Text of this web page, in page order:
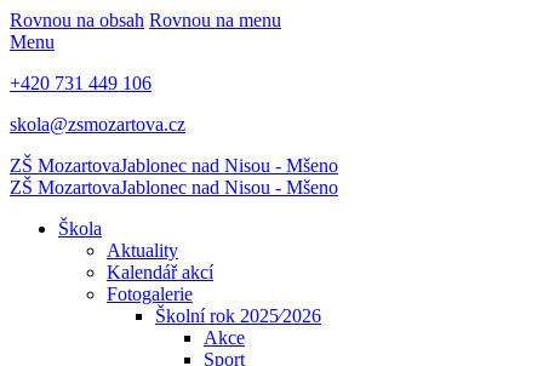
Rovnou na obsah Rovnou na menu
Menu
+420 731 449 106
skola@zsmozartova.cz
ZŠ MozartovaJablonec nad Nisou - Mšeno
ZŠ MozartovaJablonec nad Nisou - Mšeno
Škola
Aktuality
Kalendář akcí
Fotogalerie
Školní rok 2025⁄2026
Akce
Sport